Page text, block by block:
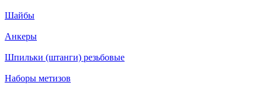
Шайбы
Анкеры
Шпильки (штанги) резьбовые
Наборы метизов